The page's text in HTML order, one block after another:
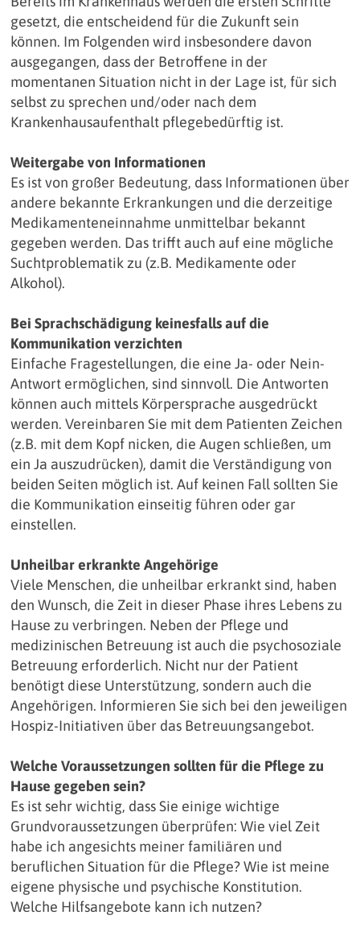
gesetzt, die entscheidend für die Zukunft sein
können. Im Folgenden wird insbesondere davon
ausgegangen, dass der Betroffene in der
momentanen Situation nicht in der Lage ist, für sich
selbst zu sprechen und/oder nach dem
Krankenhausaufenthalt pflegebedürftig ist.
Weitergabe von Informationen
Es ist von großer Bedeutung, dass Informationen über
andere bekannte Erkrankungen und die derzeitige
Medikamenteneinnahme unmittelbar bekannt
gegeben werden. Das trifft auch auf eine mögliche
Suchtproblematik zu (z.B. Medikamente oder
Alkohol).
Bei Sprachschädigung keinesfalls auf die
Kommunikation verzichten
Einfache Fragestellungen, die eine Ja- oder Nein-
Antwort ermöglichen, sind sinnvoll. Die Antwor­ten
können auch mittels Körpersprache ausgedrückt
werden. Vereinbaren Sie mit dem Patienten Zeichen
(z.B. mit dem Kopf nicken, die Augen schließen, um
ein Ja auszudrücken), damit die Verständigung von
beiden Seiten möglich ist. Auf keinen Fall sollten Sie
die Kommunikation einseitig führen oder gar
einstellen.
Unheilbar erkrankte Angehörige
Viele Menschen, die unheilbar erkrankt sind, haben
den Wunsch, die Zeit in dieser Phase ihres Lebens zu
Hause zu verbringen. Neben der Pflege und
medizinischen Betreuung ist auch die psychosoziale
Betreuung erforderlich. Nicht nur der Patient
benötigt diese Unterstützung, son­dern auch die
Angehörigen. Informieren Sie sich bei den jeweiligen
Hospiz-Initiativen über das Betreuungsangebot.
Welche Voraussetzungen sollten für die Pflege zu
Hause gegeben sein?
Es ist sehr wichtig, dass Sie einige wichtige
Grundvoraussetzungen überprüfen: Wie viel Zeit
habe ich angesichts meiner familiären und
beruflichen Situation für die Pflege? Wie ist meine
eigene physische und psychische Konstitution.
Welche Hilfsangebote kann ich nutzen?